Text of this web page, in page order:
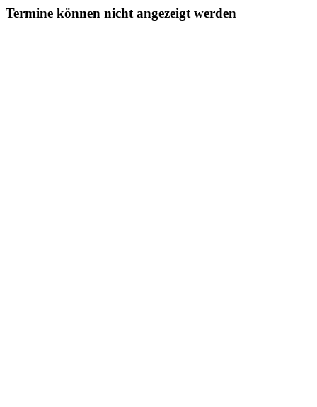
Termine können nicht angezeigt werden